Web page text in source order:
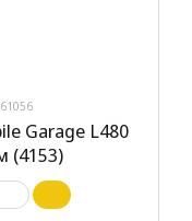
Garage L480
(4153)